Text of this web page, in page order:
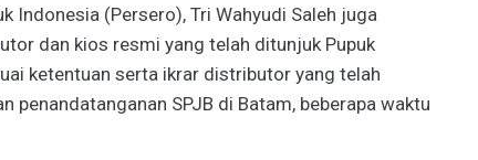
Indonesia (Persero), Tri Wahyudi Saleh juga
dan kios resmi yang telah ditunjuk Pupuk
ketentuan serta ikrar distributor yang telah
penandatanganan SPJB di Batam, beberapa waktu